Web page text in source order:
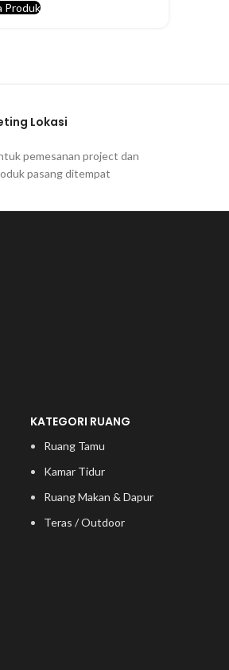
Produk
Lokasi
pemesanan project dan
pasang ditempat
KATEGORI RUANG
Ruang Tamu
Kamar Tidur
Ruang Makan & Dapur
Teras / Outdoor